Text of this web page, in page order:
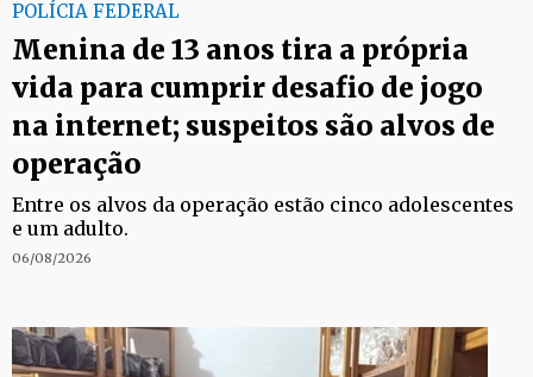
POLÍCIA FEDERAL
Menina de 13 anos tira a própria
vida para cumprir desafio de jogo
na internet; suspeitos são alvos de
operação
Entre os alvos da operação estão cinco adolescentes
e um adulto.
06/08/2026